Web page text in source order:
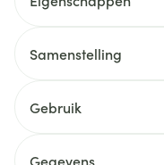
Samenstelling
Gebruik
Gegevens